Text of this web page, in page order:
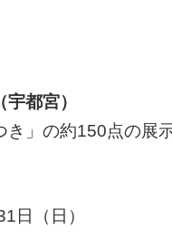
都宮）
」の約150点の展
日（日）